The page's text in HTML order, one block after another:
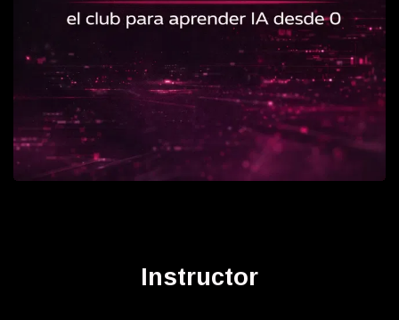
Instructor